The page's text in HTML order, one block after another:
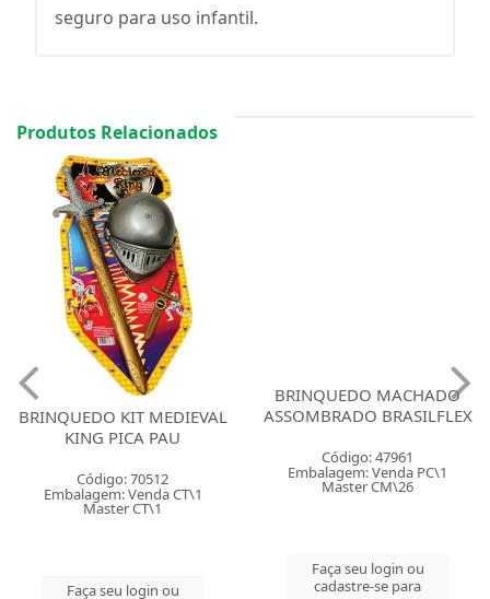
seguro para uso infantil.
Produtos Relacionados
BRINQUEDO KIT MEDIEVAL
KING PICA PAU
Código: 70512
Embalagem: Venda CT\1
Master CT\1
Faça seu login ou
BRINQUEDO MACHADO
ASSOMBRADO BRASILFLEX
Código: 47961
Embalagem: Venda PC\1
Master CM\26
Faça seu login ou
cadastre-se para